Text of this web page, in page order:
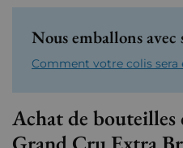
Nous emballons avec
Comment votre colis sera
Achat de bouteilles